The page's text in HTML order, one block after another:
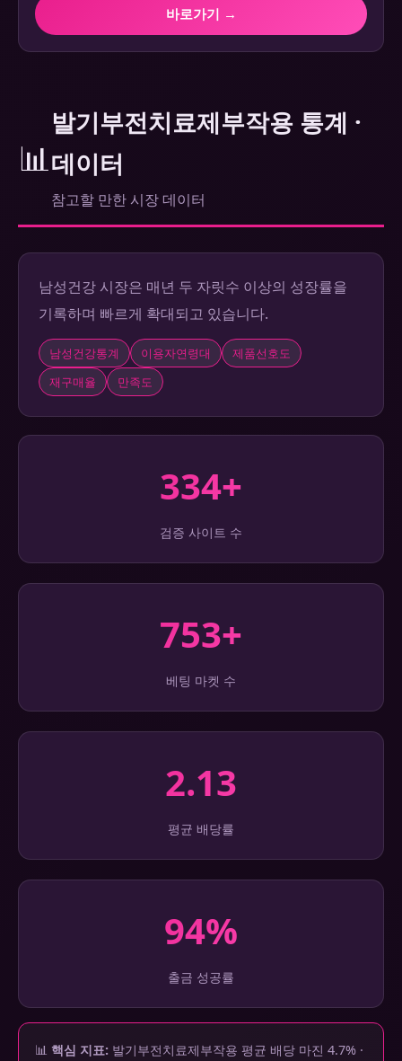
바로가기 →
📊
발기부전치료제부작용 통계 ·
데이터
참고할 만한 시장 데이터
남성건강 시장은 매년 두 자릿수 이상의 성장률을
기록하며 빠르게 확대되고 있습니다.
남성건강통계 이용자연령대
제품선호도
재구매율
만족도
334+
검증 사이트 수
753+
베팅 마켓 수
2.13
평균 배당률
94%
출금 성공률
📊 핵심 지표: 발기부전치료제부작용 평균 배당 마진 4.7% ·